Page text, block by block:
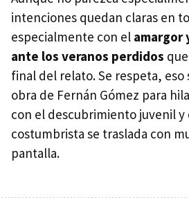
intenciones quedan claras en
especialmente con el amargor
ante los veranos perdidos
final del relato. Se respeta, eso
obra de Fernán Gómez para
con el descubrimiento juvenil
costumbrista se traslada con
pantalla.